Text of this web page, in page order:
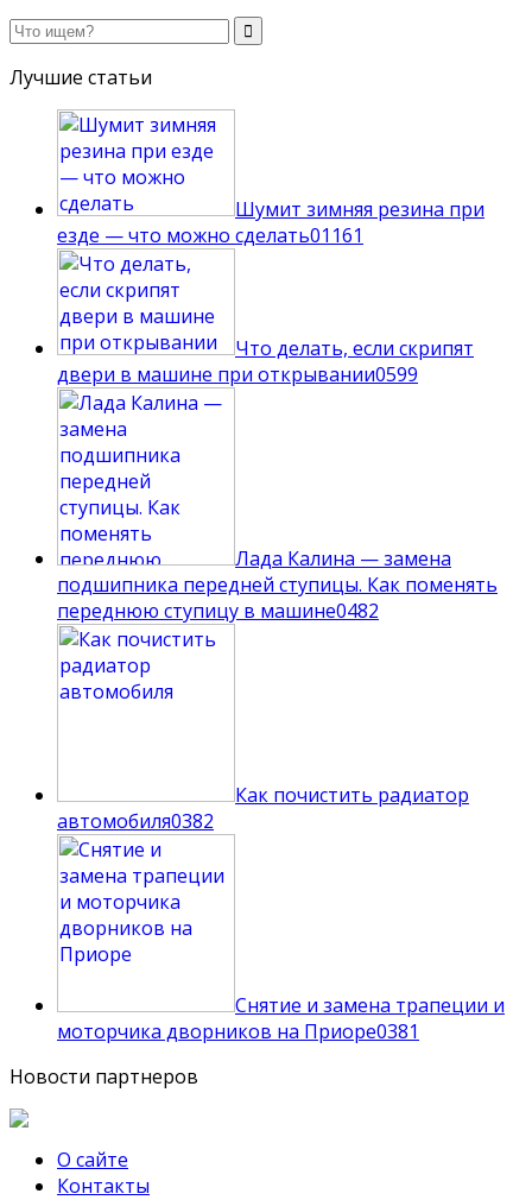
Лучшие статьи
Шумит зимняя резина при
езде — что можно сделать01161
Что делать, если скрипят
двери в машине при открывании0599
Лада Калина — замена
подшипника передней ступицы. Как поменять
переднюю ступицу в машине0482
Как почистить радиатор
автомобиля0382
Снятие и замена трапеции и
моторчика дворников на Приоре0381
Новости партнеров
О сайте
Контакты